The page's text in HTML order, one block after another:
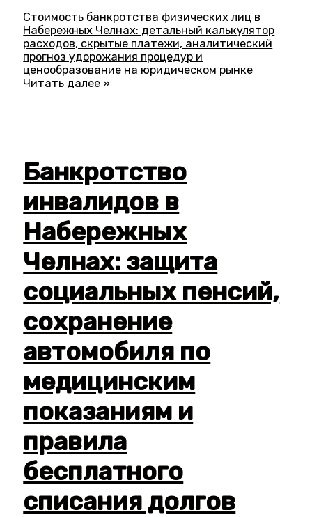
Стоимость банкротства физических лиц в
Набережных Челнах: детальный калькулятор
расходов, скрытые платежи, аналитический
прогноз удорожания процедур и
ценообразование на юридическом рынке
Читать далее »
Банкротство
инвалидов в
Набережных
Челнах: защита
социальных пенсий,
сохранение
автомобиля по
медицинским
показаниям и
правила
бесплатного
списания долгов